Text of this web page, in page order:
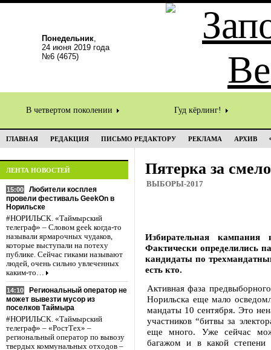
Понедельник,
24 июня 2019 года
№6 (4675)
В четвертом поколении Гуд кёрлинг!
ГЛАВНАЯ РЕДАКЦИЯ ПИСЬМО РЕДАКТОРУ РЕКЛАМА АРХИВ
ЛЕНТА НОВОСТЕЙ
15:00
Любители косплея
провели фестиваль GeekOn в
Норильске
#НОРИЛЬСК. «Таймырский
телеграф» – Словом geek когда-то
называли ярмарочных чудаков,
которые выступали на потеху
публике. Сейчас гиками называют
людей, очень сильно увлеченных
каким-то…
14:10
Региональный оператор не
может вывезти мусор из
поселков Таймыра
#НОРИЛЬСК. «Таймырский
телеграф» – «РостТех» –
региональный оператор по вывозу
твердых коммунальных отходов –
Пятерка за
ВЫБОРЫ-2017
Избирательная кампания
Фактически определились
кандидаты по
есть кто.
Активная фаза
Норильска еще мало
мандаты 10 сентября. Это
участников “битвы за
еще много. Уже сейчас
багажом и в какой степени